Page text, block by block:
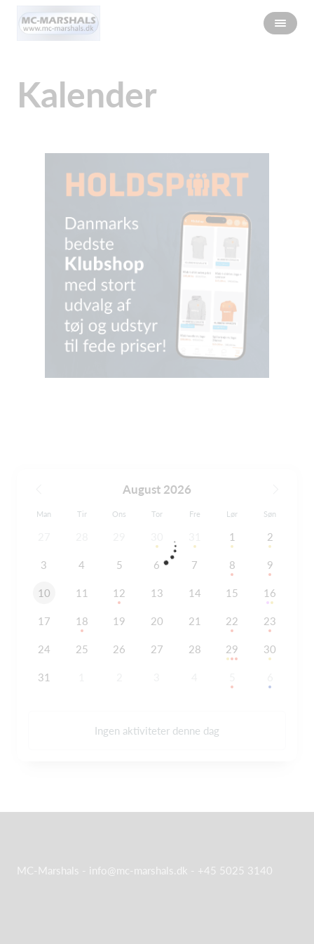
Kalender
August 2026
Man Tir Ons Tor Fre Lør Søn
1 2
3 4 5 6 7 8 9
10 11 12 13 14 15 16
17 18 19 20 21 22 23
24 25 26 27 28 29 30
31
Ingen aktiviteter denne dag
MC-Marshals - info@mc-marshals.dk - +45 5025 3140